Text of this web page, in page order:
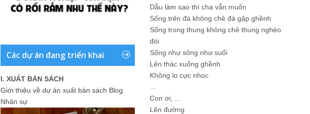
Các dự án đang triển khai
I. XUẤT BẢN SÁCH
Giới thiệu về dự án xuất bản sách Blog
Nhân sự
Dẫu làm sao thì cha vẫn muốn
Sống trên đá không chê đá gập ghềnh
Sống trong thung không chê thung nghèo
đói
Sống như sông như suối
Lên thác xuống ghềnh
Không lo cực nhọc
Con ơi, ...
Lên đường